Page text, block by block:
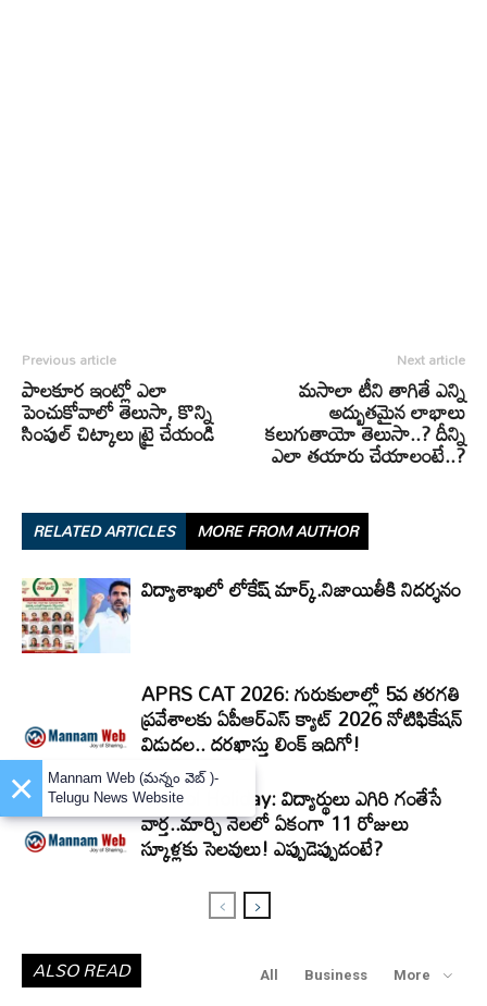
Previous article
పాలకూర ఇంట్లో ఎలా
పెంచుకోవాలో తెలుసా, కొన్ని
సింపుల్ చిట్కాలు ట్రై చేయండి
Next article
మ‌సాలా టీని తాగితే ఎన్ని
అద్బుత‌మైన లాభాలు
క‌లుగుతాయో తెలుసా..? దీన్ని
ఎలా త‌యారు చేయాలంటే..?
RELATED ARTICLES MORE FROM AUTHOR
విద్యాశాఖలో లోకేష్ మార్క్.నిజాయితీకి నిదర్శనం
APRS CAT 2026: గురుకులాల్లో 5వ తరగతి
ప్రవేశాలకు ఏపీఆర్‌ఎస్‌ క్యాట్‌ 2026 నోటిఫికేషన్‌
విడుదల.. దరఖాస్తు లింక్‌ ఇదిగో!
School Holiday: విద్యార్థులు ఎగిరి గంతేసే
వార్త..మార్చి నెలలో ఏకంగా 11 రోజులు
స్కూళ్లకు సెలవులు! ఎప్పుడెప్పుడంటే?
ALSO READ All Business More
×
Mannam Web (మన్నం వెబ్ )-
Telugu News Website